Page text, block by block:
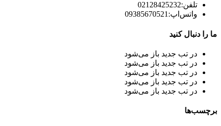
تلفن:02128425232
واتس‌اپ: 09385670521
ما را دنبال کنید
در تب جدید باز می‌شود
در تب جدید باز می‌شود
در تب جدید باز می‌شود
در تب جدید باز می‌شود
در تب جدید باز می‌شود
برچسب‌ها